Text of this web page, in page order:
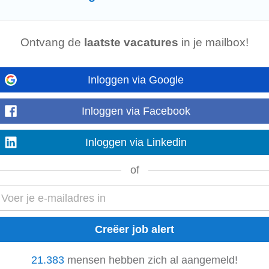
a Master’s degree in engineeringor related field, offshore experience,
with French as a plus. #J...
onderhoudsschema's
techniekers. Waar nodig digitale technische instructies uitschrijven voor
met betrokken techniekers,engineers...
discipline. • Proven experience as a Laboratory Technician, Quality
systems...
binnen Temperature & Relative Humidity...
Ontvang de laatste vacatures in je mailbox!
Inloggen via Google
Inloggen via Facebook
Inloggen via Linkedin
of
21.383 mensen hebben zich al aangemeld!